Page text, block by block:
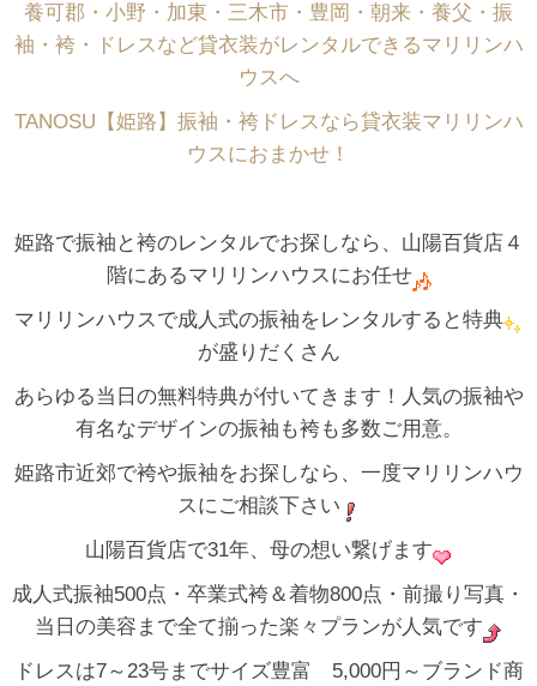
養可郡・小野・加東・三木市・豊岡・朝来・養父・振
袖・袴・ドレスなど貸衣装がレンタルできるマリリンハ
ウスへ
TANOSU【姫路】振袖・袴ドレスなら貸衣装マリリンハ
ウスにおまかせ！
姫路で振袖と袴のレンタルでお探しなら、山陽百貨店４
階にあるマリリンハウスにお任せ
マリリンハウスで成人式の振袖をレンタルすると特典
が盛りだくさん
あらゆる当日の無料特典が付いてきます！人気の振袖や
有名なデザインの振袖も袴も多数ご用意。
姫路市近郊で袴や振袖をお探しなら、一度マリリンハウ
スにご相談下さい
山陽百貨店で31年、母の想い繋げます
成人式振袖500点・卒業式袴＆着物800点・前撮り写真・
当日の美容まで全て揃った楽々プランが人気です
ドレスは7～23号までサイズ豊富 5,000円～ブランド商